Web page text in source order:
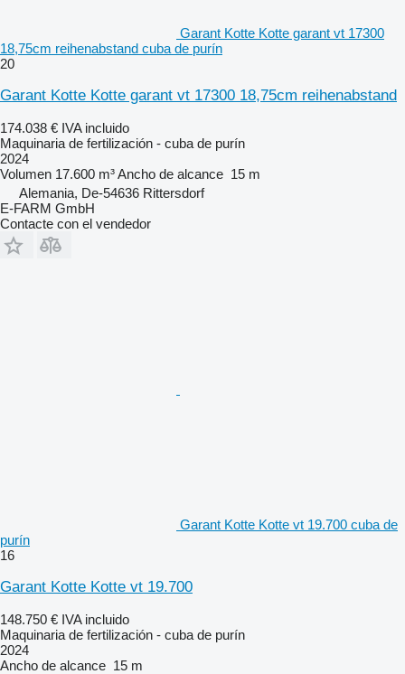
Garant Kotte Kotte garant vt 17300
18,75cm reihenabstand cuba de purín
20
Garant Kotte Kotte garant vt 17300 18,75cm reihenabstand
174.038 € IVA incluido
Maquinaria de fertilización - cuba de purín
2024
Volumen 17.600 m³Ancho de alcance 15 m
Alemania, De-54636 Rittersdorf
E-FARM GmbH
Contacte con el vendedor
Garant Kotte Kotte vt 19.700 cuba de
purín
16
Garant Kotte Kotte vt 19.700
148.750 € IVA incluido
Maquinaria de fertilización - cuba de purín
2024
Ancho de alcance 15 m